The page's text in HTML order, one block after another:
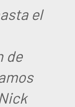
el
de